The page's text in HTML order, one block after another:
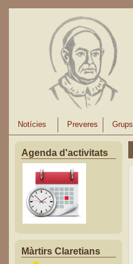
Notícies Preveres Grups
Agenda d'activitats
Màrtirs Claretians